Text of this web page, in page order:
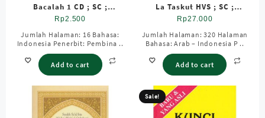
Bacalah 1 CD ; SC ;
Standar
Rp2.500
Jumlah Halaman: 16 Bahasa:
Indonesia Penerbit: Pembina ..
Add to cart
La Taskut HVS ; SC ;
Sedang
Rp27.000
Jumlah Halaman: 320 Halaman
Bahasa: Arab – Indonesia P ..
Add to cart
Sale!